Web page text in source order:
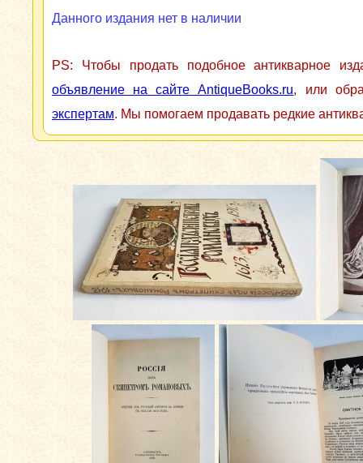
Данного издания нет в наличии
PS: Чтобы продать подобное антикварное
объявление на сайте AntiqueBooks.ru, или
экспертам. Мы помогаем продавать редкие